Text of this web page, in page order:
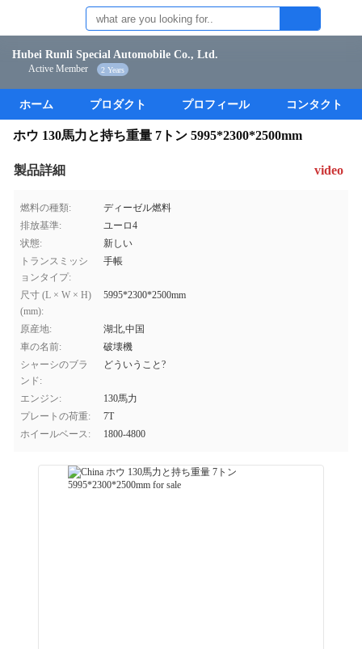
Hubei Runli Special Automobile Co., Ltd.
Active Member 2 Years
ホーム プロダクト プロフィール コンタクト
ホウ 130馬力と持ち重量 7トン 5995*2300*2500mm
製品詳細 video
燃料の種類:
ディーゼル燃料
排放基準:
ユーロ4
状態:
新しい
トランスミッシ
ョンタイプ:
手帳
尺寸 (L × W × H)
(mm):
5995*2300*2500mm
原産地:
湖北,中国
車の名前:
破壊機
シャーシのブラ
ンド:
どういうこと?
エンジン:
130馬力
プレートの荷重:
7T
ホイールベース:
1800-4800